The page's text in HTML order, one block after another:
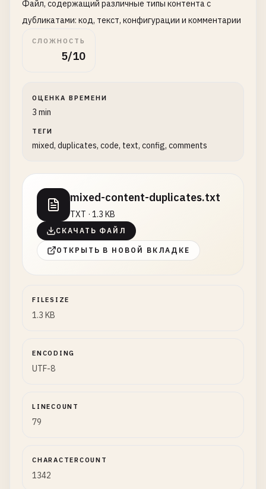
Файл, содержащий различные типы контента с
дубликатами: код, текст, конфигурации и комментарии
СЛОЖНОСТЬ
5/10
ОЦЕНКА ВРЕМЕНИ
3 min
ТЕГИ
mixed, duplicates, code, text, config, comments
mixed-content-duplicates.txt
TXT · 1.3 KB
СКАЧАТЬ ФАЙЛ
ОТКРЫТЬ В НОВОЙ ВКЛАДКЕ
FILESIZE
1.3 KB
ENCODING
UTF-8
LINECOUNT
79
CHARACTERCOUNT
1342